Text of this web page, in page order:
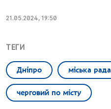
21.05.2024, 19:50
ТЕГИ
Дніпро міська рада
черговий по місту